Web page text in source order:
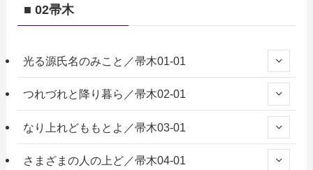
■ 02帚木
光る源氏名のみこと／帚木01-01
つれづれと降り暮ら／帚木02-01
なり上れどももとよ／帚木03-01
さまざまの人の上ど／帚木04-01